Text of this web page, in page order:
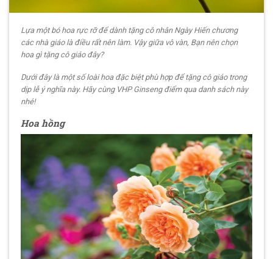
Lựa một bó hoa rực rỡ để dành tặng cô nhân Ngày Hiến chương
các nhà giáo là điều rất nên làm. Vậy giữa vô vàn, Bạn nên chọn
hoa gì tặng cô giáo đây?
Dưới đây là một số loài hoa đặc biệt phù hợp để tặng cô giáo trong
dịp lễ ý nghĩa này. Hãy cùng VHP Ginseng điểm qua danh sách này
nhé!
Hoa hồng